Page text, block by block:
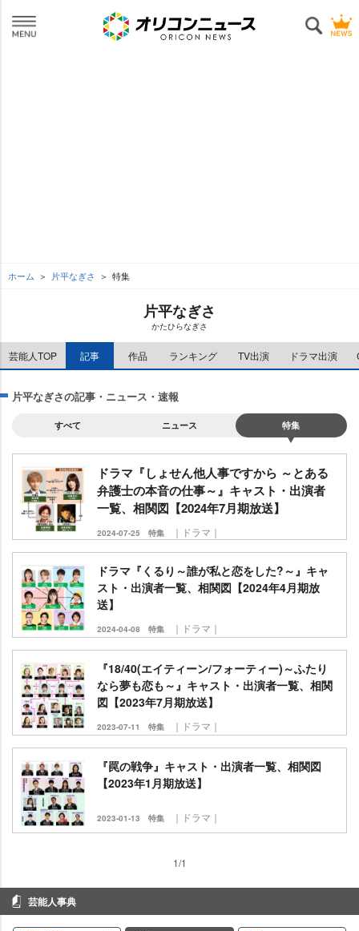
ホーム 片平なぎさ 特集
片平なぎさ
かたひらなぎさ
芸能人TOP 記事 作品 ランキング TV出演 ドラマ出演
片平なぎさの記事・ニュース・速報
すべて ニュース 特集
ドラマ『しょせん他人事ですから ～とある
弁護士の本音の仕事～』キャスト・出演者
一覧、相関図【2024年7月期放送】
2024-07-25 特集 ｜ドラマ｜
ドラマ『くるり～誰が私と恋をした?～』キャ
スト・出演者一覧、相関図【2024年4月期放
送】
2024-04-08 特集 ｜ドラマ｜
『18/40(エイティーン/フォーティー)～ふたり
なら夢も恋も～』キャスト・出演者一覧、相関
図【2023年7月期放送】
2023-07-11 特集 ｜ドラマ｜
『罠の戦争』キャスト・出演者一覧、相関図
【2023年1月期放送】
2023-01-13 特集 ｜ドラマ｜
1/1
芸能人事典